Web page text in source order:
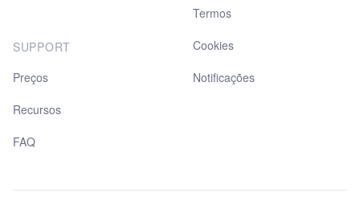
SUPPORT
Preços
Recursos
FAQ
Termos
Cookies
Notificações